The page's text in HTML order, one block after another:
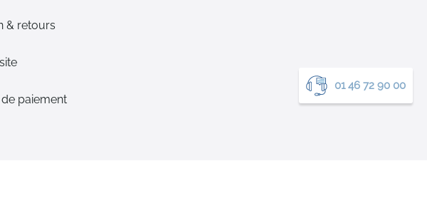
01 46 72 90 00
& retours
paiement